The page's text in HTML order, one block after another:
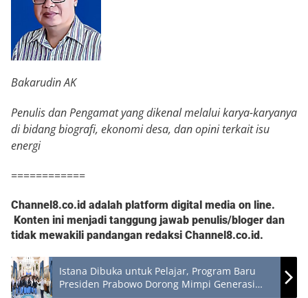
Bakarudin AK
Penulis dan Pengamat yang dikenal melalui karya-karyanya
di bidang biografi, ekonomi desa, dan opini terkait isu
energi
============
Channel8.co.id adalah platform digital media on line.
Konten ini menjadi tanggung jawab penulis/bloger dan
tidak mewakili pandangan redaksi Channel8.co.id.
Istana Dibuka untuk Pelajar, Program Baru
Presiden Prabowo Dorong Mimpi Generasi